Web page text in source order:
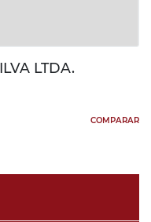
LTDA.
COMPARAR